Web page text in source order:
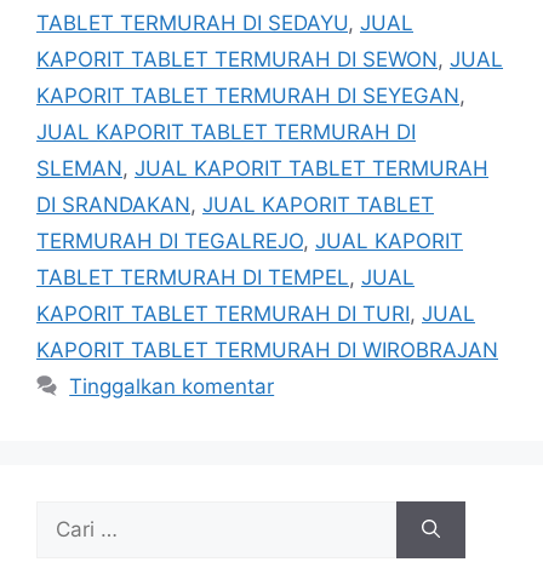
TABLET TERMURAH DI SEDAYU, JUAL
KAPORIT TABLET TERMURAH DI SEWON, JUAL
KAPORIT TABLET TERMURAH DI SEYEGAN,
JUAL KAPORIT TABLET TERMURAH DI
SLEMAN, JUAL KAPORIT TABLET TERMURAH
DI SRANDAKAN, JUAL KAPORIT TABLET
TERMURAH DI TEGALREJO, JUAL KAPORIT
TABLET TERMURAH DI TEMPEL, JUAL
KAPORIT TABLET TERMURAH DI TURI, JUAL
KAPORIT TABLET TERMURAH DI WIROBRAJAN
Tinggalkan komentar
untuk: